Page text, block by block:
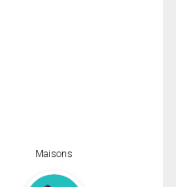
Maisons